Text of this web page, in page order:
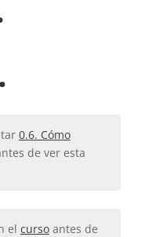
0.6. Cómo
de ver esta
el cursoantes de